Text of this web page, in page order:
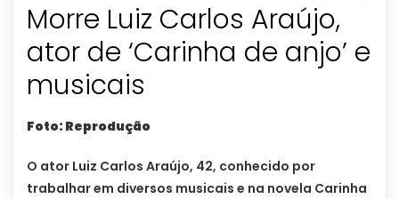
Morre Luiz Carlos Araújo,
ator de ‘Carinha de anjo’ e
musicais
Foto: Reprodução
O ator Luiz Carlos Araújo, 42, conhecido por
trabalhar em diversos musicais e na novela Carinha